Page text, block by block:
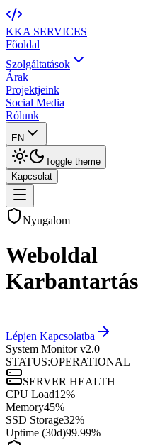
KKA SERVICES
Főoldal
Szolgáltatások
Árak
Projektjeink
Social Media
Rólunk
EN
Toggle theme
Kapcsolat
Nyugalom
Weboldal
Karbantartás
Lépjen Kapcsolatba
System Monitor v2.0
STATUS:OPERATIONAL
SERVER HEALTH
CPU Load12%
Memory45%
SSD Storage32%
Uptime (30d)99.99%